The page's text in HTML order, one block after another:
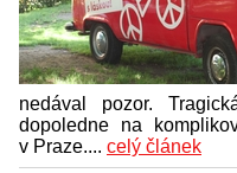
nedával pozor.
dopoledne na
v Praze.... celý článek